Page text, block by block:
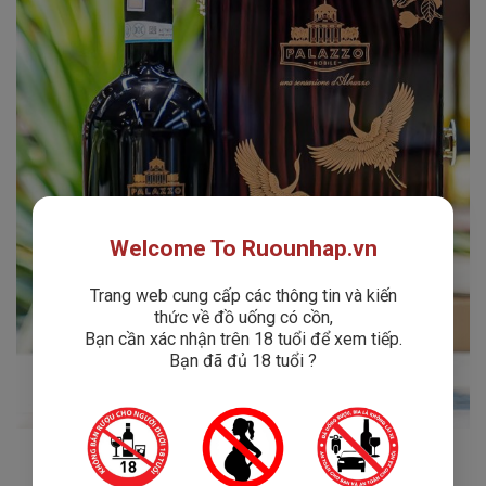
Welcome To Ruounhap.vn
Trang web cung cấp các thông tin và kiến
thức về đồ uống có cồn,
Bạn cần xác nhận trên 18 tuổi để xem tiếp.
Bạn đã đủ 18 tuổi ?